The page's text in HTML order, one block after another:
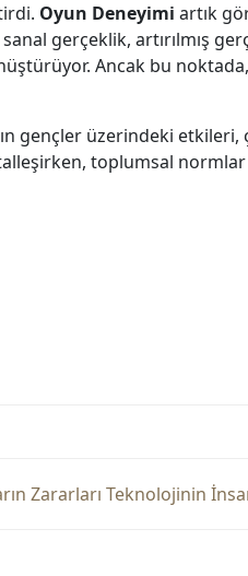
Oyun Deneyimi artık
gerçeklik, artırılmış
Ancak bu
gençler üzerindeki etkileri,
toplumsal
Zararları Teknolojinin